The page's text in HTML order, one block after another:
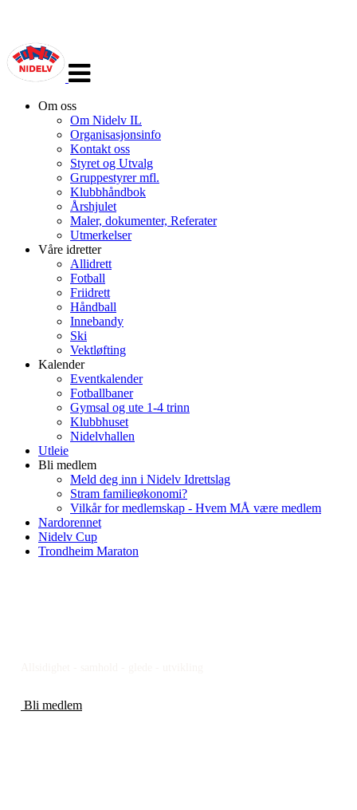
navigasjon
Om oss
Om Nidelv IL
Organisasjonsinfo
Kontakt oss
Styret og Utvalg
Gruppestyrer mfl.
Klubbhåndbok
Årshjulet
Maler, dokumenter, Referater
Utmerkelser
Våre idretter
Allidrett
Fotball
Friidrett
Håndball
Innebandy
Ski
Vektløfting
Kalender
Eventkalender
Fotballbaner
Gymsal og ute 1-4 trinn
Klubbhuset
Nidelvhallen
Utleie
Bli medlem
Meld deg inn i Nidelv Idrettslag
Stram familieøkonomi?
Vilkår for medlemskap - Hvem MÅ være medlem
Nardorennet
Nidelv Cup
Trondheim Maraton
Bli medlem